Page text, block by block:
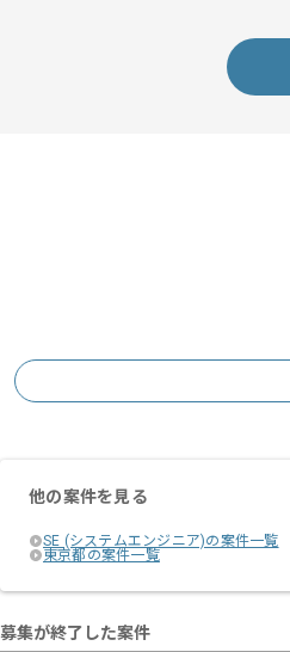
他の案件を見る
SE (システムエンジニア)の案件一覧
東京都の案件一覧
募集が終了した案件